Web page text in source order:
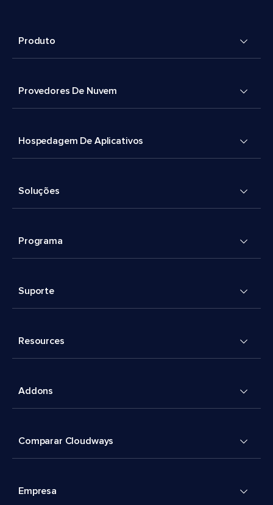
Produto
Provedores De Nuvem
Hospedagem De Aplicativos
Soluções
Programa
Suporte
Resources
Addons
Comparar Cloudways
Empresa